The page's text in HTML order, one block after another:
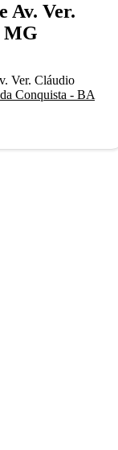
Av. Ver.
MG
Ver. Cláudio
Conquista - BA